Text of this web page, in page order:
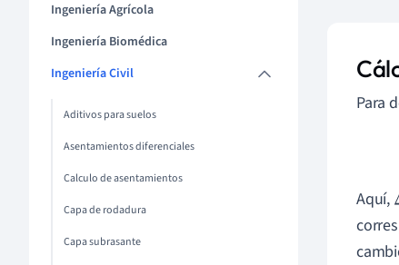
Ingeniería Agrícola
Ingeniería Biomédica
Ingeniería Civil
Aditivos para suelos
Asentamientos diferenciales
Calculo de asentamientos
Capa de rodadura
Capa subrasante
Para
Aquí,